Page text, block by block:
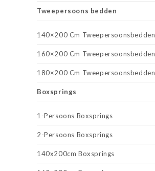
Tweepersoons bedden
140×200 Cm Tweepersoonsbedden
160×200 Cm Tweepersoonsbedden
180×200 Cm Tweepersoonsbedden
Boxsprings
1-Persoons Boxsprings
2-Persoons Boxsprings
140x200cm Boxsprings